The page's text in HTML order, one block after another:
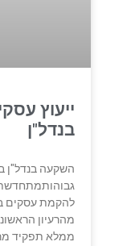
ייעוץ
בנדל"ן
השקעה בנדל"ן
להקמת עסקים
מהרעיון
ממלא תפקיד